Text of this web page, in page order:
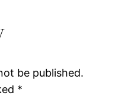
be published.
*